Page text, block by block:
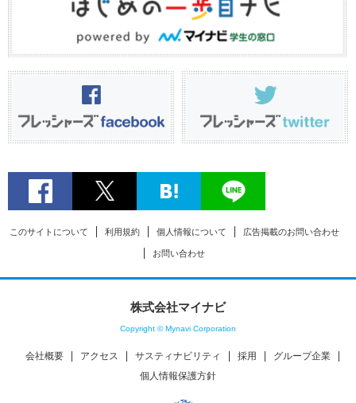
このサイトについて 利用規約 個人情報について 広告掲載のお問い合わせ
お問い合わせ
株式会社マイナビ
Copyright © Mynavi Corporation
会社概要 アクセス サスティナビリティ 採用
グループ企業
個人情報保護方針